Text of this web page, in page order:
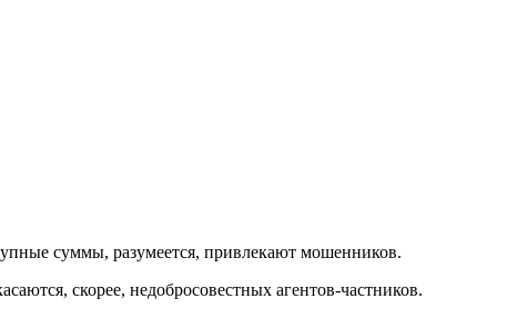
суммы, разумеется, привлекают мошенников.
скорее, недобросовестных агентов-частников.